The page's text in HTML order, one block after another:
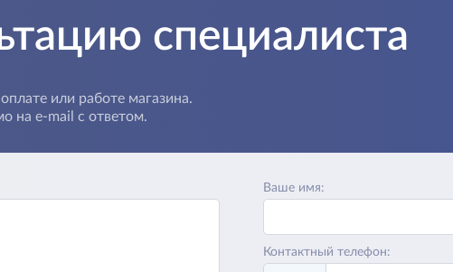
специалиста
или работе магазина.
на e-mail с ответом.
Ваше имя:
Контактный телефон: